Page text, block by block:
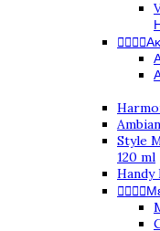

Style
120 ml
Handy
